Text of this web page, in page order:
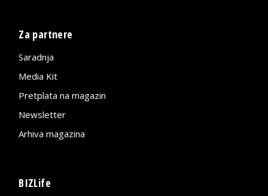
Za partnere
Saradnja
Media Kit
Pretplata na magazin
Newsletter
Arhiva magazina
BIZLife